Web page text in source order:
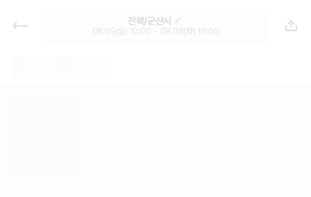
전북 렌트카 - 군산시 월렌트 추천 |
최저가 한눈에 가격비교 렌트카 카모
전북/군산시
08.09(일) 10:00 ~ 09.08(화) 10:00